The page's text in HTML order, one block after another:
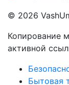
© 2026
Копирование
активной
Бытовая